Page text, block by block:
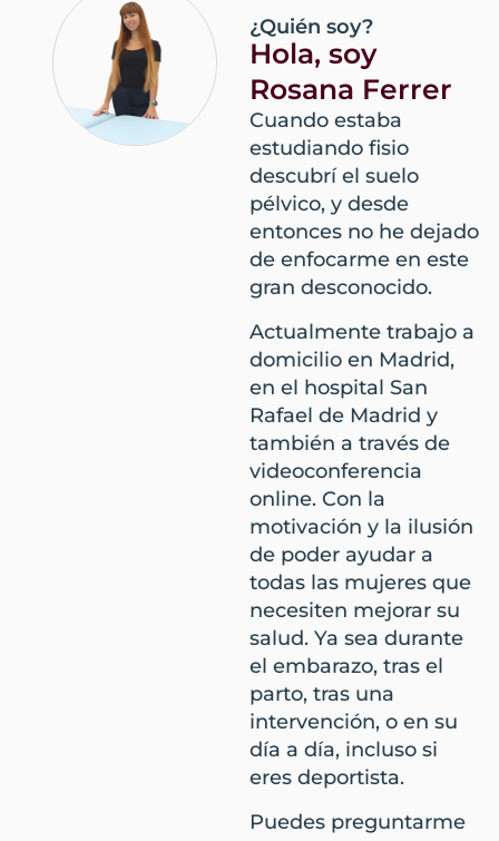
¿Quién soy?
Hola, soy
Rosana Ferrer
Cuando estaba
estudiando fisio
descubrí el suelo
pélvico, y desde
entonces no he dejado
de enfocarme en este
gran desconocido.
Actualmente trabajo a
domicilio en Madrid,
en el hospital San
Rafael de Madrid y
también a través de
videoconferencia
online. Con la
motivación y la ilusión
de poder ayudar a
todas las mujeres que
necesiten mejorar su
salud. Ya sea durante
el embarazo, tras el
parto, tras una
intervención, o en su
día a día, incluso si
eres deportista.
Puedes preguntarme